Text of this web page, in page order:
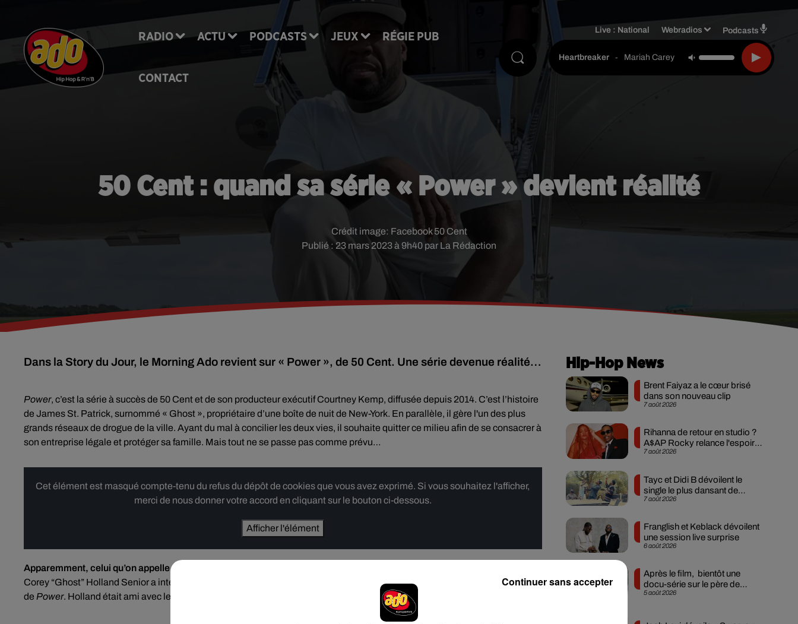
RADIO ACTU PODCASTS JEUX RÉGIE PUB
CONTACT
Live : National Webradios Podcasts
Heartbreaker - Mariah Carey Feat. Jay-Z
50 Cent : quand sa série « Power » devient réalité
Publié : 23 mars 2023 à 9h40 par La Rédaction
Crédit image: Facebook 50 Cent
Dans la Story du Jour, le Morning Ado revient sur « Power », de 50 Cent. Une série devenue réalité…
Power, c’est la série à succès de 50 Cent et de son producteur exécutif Courtney Kemp, diffusée depuis 2014. C’est l’histoire
de James St. Patrick, surnommé « Ghost », propriétaire d’une boîte de nuit de New-York. En parallèle, il gère l'un des plus
grands réseaux de drogue de la ville. Ayant du mal à concilier les deux vies, il souhaite quitter ce milieu afin de se consacrer à
son entreprise légale et protéger sa famille. Mais tout ne se passe pas comme prévu…
Cet élément est masqué compte-tenu du refus du dépôt de cookies que vous avez exprimé. Si vous souhaitez l'afficher,
merci de nous donner votre accord en cliquant sur le bouton ci-dessous.
Afficher l'élément
Apparemment, celui qu’on appelle Ghost existe vraiment et il a poursuivi 50 Cent pour 1 milliard de dollars !
Corey “Ghost” Holland Senior a intenté une action en justice au motif que 50 Cent et Courtney Kemp lui auraient volé l'idée
de Power. Holland était ami avec le père de Kemp depuis les années 90.
Hip-Hop News
7 août 2026
Brent Faiyaz a le cœur brisé
dans son nouveau clip
7 août 2026
Rihanna de retour en studio ?
A$AP Rocky relance l'espoir
des fans
7 août 2026
Tayc et Didi B dévoilent le
single le plus dansant de
l’année
6 août 2026
Franglish et Keblack dévoilent
une session live surprise
5 août 2026
Après le film, bientôt une
docu-série sur le père de
Michael Jackson
Continuer sans accepter